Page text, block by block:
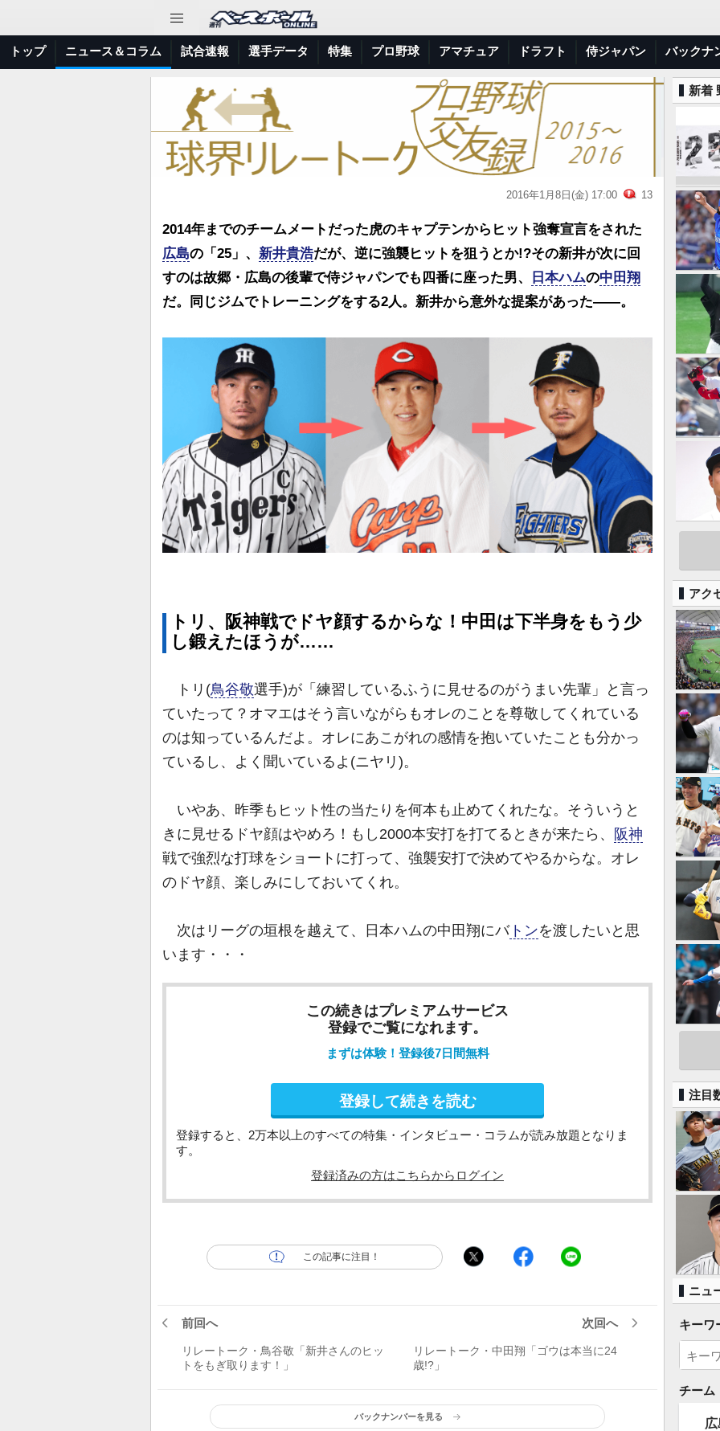
トップ ニュース＆コラム 試合速報 選手データ 特集 プロ野球 アマチュア ドラフト 侍ジャパン バックナ
2016年1月8日(金) 17:00 13
2014年までのチームメートだった虎のキャプテンからヒット強奪宣言をされた
広島の「25」、 新井貴浩だが、逆に強襲ヒットを狙うとか!?その新井が次に回
すのは故郷・広島の後輩で侍ジャパンでも四番に座った男、
日本ハムの中田翔
だ。同じジムでトレーニングをする2人。新井から意外な提案があった――。
トリ、阪神戦でドヤ顔するからな！中田は下半身をもう少
し鍛えたほうが……
トリ(鳥谷敬選手)が「練習しているふうに見せるのがうまい先輩」と言っ
ていたって？オマエはそう言いながらもオレのことを尊敬してくれている
のは知っているんだよ。オレにあこがれの感情を抱いていたことも分かっ
ているし、よく聞いているよ(ニヤリ)。
いやあ、昨季もヒット性の当たりを何本も止めてくれたな。そういうと
きに見せるドヤ顔はやめろ！もし2000本安打を打てるときが来たら、 阪神
戦で強烈な打球をショートに打って、強襲安打で決めてやるからな。オレ
のドヤ顔、楽しみにしておいてくれ。
次はリーグの垣根を越えて、日本ハムの中田翔にバトンを渡したいと思
います・・・
この続きはプレミアムサービス
登録でご覧になれます。
まずは体験！登録後7日間無料
登録して続きを読む
登録すると、2万本以上のすべての特集・インタビュー・コラムが読み放題となりま
す。
登録済みの方はこちらからログイン
この記事に注目！
前回へ
リレートーク・鳥谷敬「新井さんのヒッ
トをもぎ取ります！」
次回へ
リレートーク・中田翔「ゴウは本当に24
歳!?」
バックナンバーを見る
新着
アク
注目
ニュ
キーワ
チーム
広